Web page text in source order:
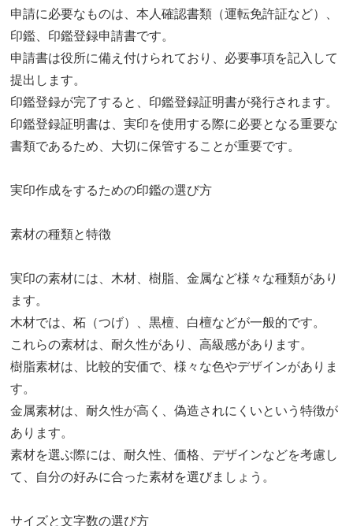
申請に必要なものは、本人確認書類（運転免許証など）、
印鑑、印鑑登録申請書です。
申請書は役所に備え付けられており、必要事項を記入して
提出します。
印鑑登録が完了すると、印鑑登録証明書が発行されます。
印鑑登録証明書は、実印を使用する際に必要となる重要な
書類であるため、大切に保管することが重要です。
実印作成をするための印鑑の選び方
素材の種類と特徴
実印の素材には、木材、樹脂、金属など様々な種類があり
ます。
木材では、柘（つげ）、黒檀、白檀などが一般的です。
これらの素材は、耐久性があり、高級感があります。
樹脂素材は、比較的安価で、様々な色やデザインがありま
す。
金属素材は、耐久性が高く、偽造されにくいという特徴が
あります。
素材を選ぶ際には、耐久性、価格、デザインなどを考慮し
て、自分の好みに合った素材を選びましょう。
サイズと文字数の選び方